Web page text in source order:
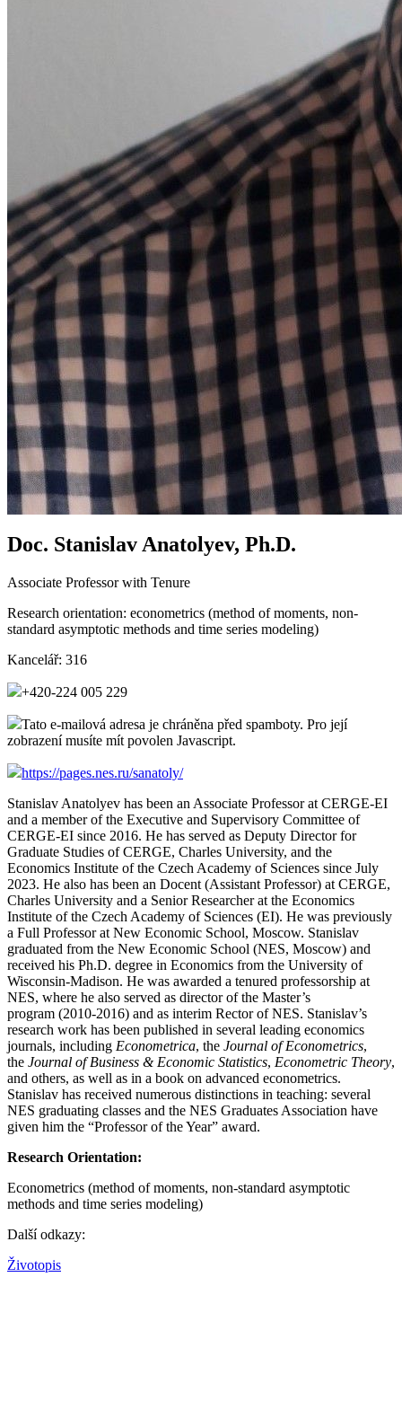
Doc. Stanislav Anatolyev, Ph.D.
Associate Professor with Tenure
Research orientation: econometrics (method of moments, non-
standard asymptotic methods and time series modeling)
Kancelář: 316
+420-224 005 229
Tato e-mailová adresa je chráněna před spamboty. Pro její
zobrazení musíte mít povolen Javascript.
https://pages.nes.ru/sanatoly/
Stanislav Anatolyev has been an Associate Professor at CERGE-EI
and a member of the Executive and Supervisory Committee of
CERGE-EI since 2016. He has served as Deputy Director for
Graduate Studies of CERGE, Charles University, and the
Economics Institute of the Czech Academy of Sciences since July
2023. He also has been an Docent (Assistant Professor) at CERGE,
Charles University and a Senior Researcher at the Economics
Institute of the Czech Academy of Sciences (EI). He was previously
a Full Professor at New Economic School, Moscow. Stanislav
graduated from the New Economic School (NES, Moscow) and
received his Ph.D. degree in Economics from the University of
Wisconsin-Madison. He was awarded a tenured professorship at
NES, where he also served as director of the Master’s
program (2010-2016) and as interim Rector of NES. Stanislav’s
research work has been published in several leading economics
journals, including Econometrica, the Journal of Econometrics,
the Journal of Business & Economic Statistics, Econometric Theory,
and others, as well as in a book on advanced econometrics.
Stanislav has received numerous distinctions in teaching: several
NES graduating classes and the NES Graduates Association have
given him the “Professor of the Year” award.
Research Orientation:
Econometrics (method of moments, non-standard asymptotic
methods and time series modeling)
Další odkazy:
Životopis